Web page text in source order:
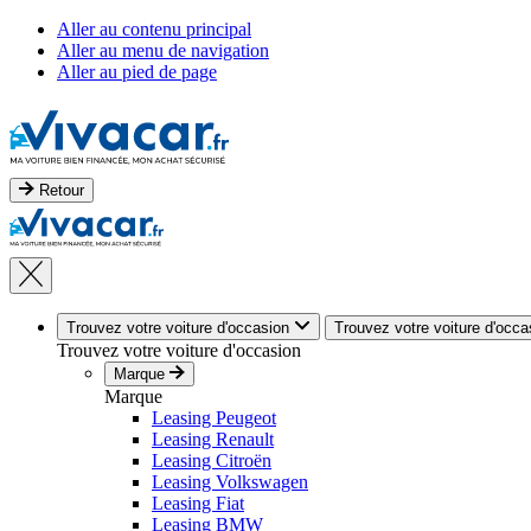
Aller au contenu principal
Aller au menu de navigation
Aller au pied de page
Retour
Trouvez votre voiture d'occasion Trouvez votre voiture
Trouvez votre voiture d'occasion
Marque
Marque
Leasing Peugeot
Leasing Renault
Leasing Citroën
Leasing Volkswagen
Leasing Fiat
Leasing BMW